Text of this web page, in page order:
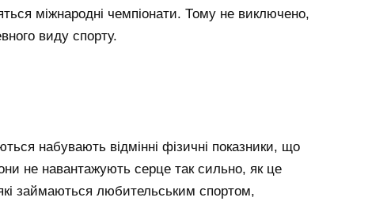
міжнародні чемпіонати. Тому не виключено,
виду спорту.
набувають відмінні фізичні показники, що
не навантажують серце так сильно, як це
займаються любительським спортом,